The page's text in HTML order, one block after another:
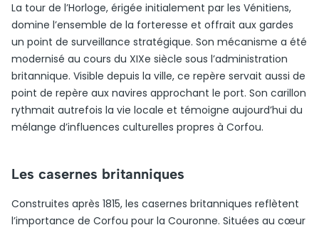
La tour de l’Horloge, érigée initialement par les Vénitiens,
domine l’ensemble de la forteresse et offrait aux gardes
un point de surveillance stratégique. Son mécanisme a été
modernisé au cours du XIXe siècle sous l’administration
britannique. Visible depuis la ville, ce repère servait aussi de
point de repère aux navires approchant le port. Son carillon
rythmait autrefois la vie locale et témoigne aujourd’hui du
mélange d’influences culturelles propres à Corfou.
Les casernes britanniques
Construites après 1815, les casernes britanniques reflètent
l’importance de Corfou pour la Couronne. Situées au cœur